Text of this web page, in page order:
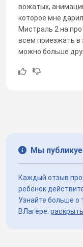
вожатых,
которое мне
Мистраль 2 на
всем приезжать в
можно больше
Мы
Каждый отзыв
ребёнок
Узнайте больше о
ВЛагере: раскрыть